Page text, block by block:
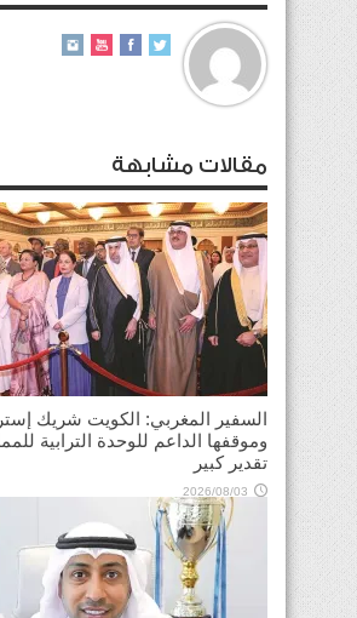
مقالات مشابهة
السفير المغربي: الكويت شريك
وموقفها الداعم للوحدة الترابية
تقدير كبير
2026/08/03